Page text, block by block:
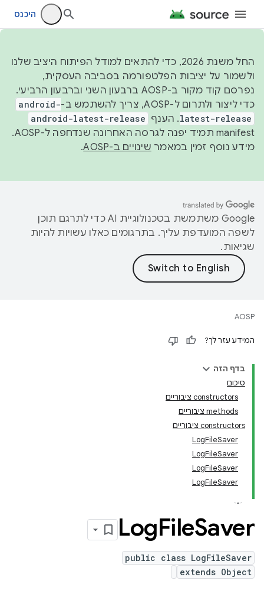
היכנס
החל משנת 2026, כדי להתאים למודל הפיתוח היציב שלנו
ולשמור על יציבות הפלטפורמה בסביבה העסקית,
נפרסם קוד מקור ב-AOSP ברבעון השני וברבעון הרביעי.
כדי ליצור ולתרום ל-AOSP, צריך להשתמש ב-
android-
latest-release. הענף android-latest-release
manifest תמיד יפנה לגרסה האחרונה שנדחפה ל-AOSP.
מידע נוסף זמין במאמר שינויים ב-AOSP .
‫Google משתמשת בטכנולוגיית AI כדי לתרגם תוכן
לשפה המועדפת עליך. בתרגומים כאלו עשויות להיות
שגיאות.
AOSP
המידע עזר לך?
בדף הזה
סיכום
‫constructors ציבוריים
‫methods ציבוריים
‫constructors ציבוריים
LogFileSaver
LogFileSaver
LogFileSaver
LogFileSaver
LogFileSaver
public class LogFileSaver
extends Object